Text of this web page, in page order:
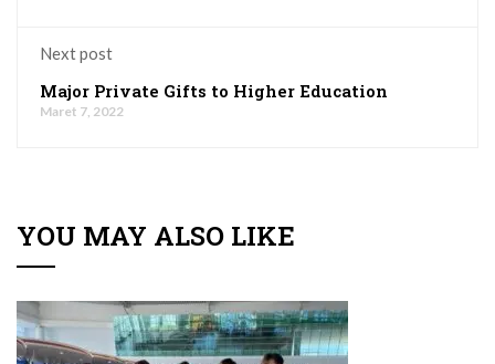
Next post
Major Private Gifts to Higher Education
Maret 7, 2022
YOU MAY ALSO LIKE